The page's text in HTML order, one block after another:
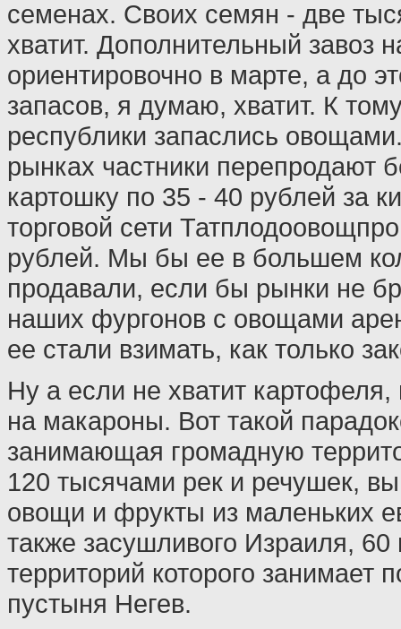
семенах. Своих семян - две
хватит. Дополнительный завоз
ориентировочно в марте, а до
запасов, я думаю, хватит. К
республики запаслись
рынках частники перепродают
картошку по 35 - 40 рублей за
торговой сети
рублей. Мы бы ее в большем
продавали, если бы рынки не
наших фургонов с овощами
ее стали взимать, как только
Ну а если не хватит картофеля,
на макароны. Вот такой
занимающая громадную
120 тысячами рек и речушек,
овощи и фрукты из маленьких
также засушливого Израиля, 60
территорий которого занимает
пустыня Негев.